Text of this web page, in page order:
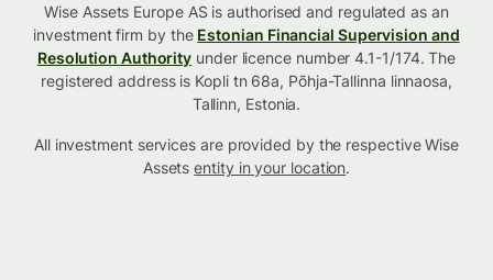
Wise Assets Europe AS is authorised and regulated as an
investment firm by the Estonian Financial Supervision and
Resolution Authority under licence number 4.1-1/174. The
registered address is Kopli tn 68a, Põhja-Tallinna linnaosa,
Tallinn, Estonia.
All investment services are provided by the respective Wise
Assetsentity in your location.